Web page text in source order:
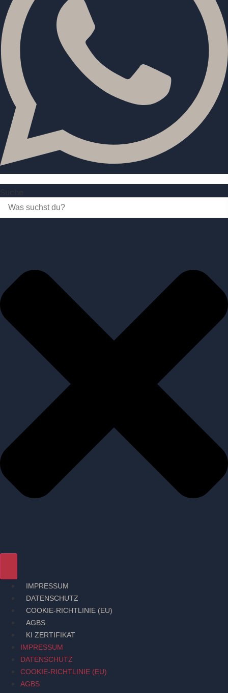
IMPRESSUM
DATENSCHUTZ
COOKIE-RICHTLINIE (EU)
AGBS
KI ZERTIFIKAT
IMPRESSUM
DATENSCHUTZ
COOKIE-RICHTLINIE (EU)
AGBS